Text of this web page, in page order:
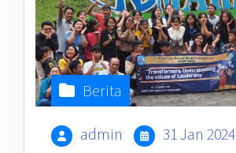
Berita
admin 31 Jan 2024